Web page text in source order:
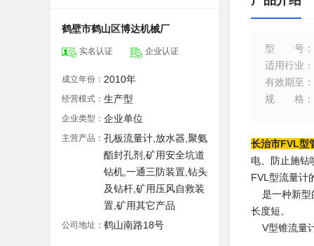
鹤壁市鹤山区博达机械厂
实名认证 企业认证
成立年份： 2010年
经营模式： 生产型
企业类型： 企业单位
主营产品： 孔板流量计,放水器,聚氨
酯封孔剂,矿用安全坑道
钻机,一通三防装置,钻头
及钻杆,矿用压风自救装
置,矿用其它产品
公司地址： 鹤山南路18号
型号 ：
适用行业 ：
有效期至 ：
规格 ：
长治市FVL型
电、防止施钻
FVL型流量计
是一种新型
长度短。
V型锥流量